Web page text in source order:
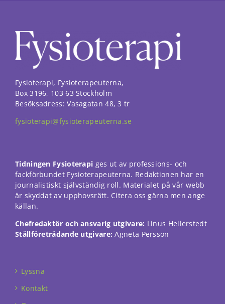
Fysioterapi, Fysioterapeuterna,
Box 3196, 103 63 Stockholm
Besöksadress: Vasagatan 48, 3 tr
fysioterapi@fysioterapeuterna.se
Tidningen Fysioterapi ges ut av professions- och
fackförbundet Fysioterapeuterna. Redaktionen har en
journalistiskt självständig roll. Materialet på vår webb
är skyddat av upphovsrätt. Citera oss gärna men ange
källan.
Chefredaktör och ansvarig utgivare: Linus Hellerstedt
Ställföreträdande utgivare: Agneta Persson
Lyssna
Kontakt